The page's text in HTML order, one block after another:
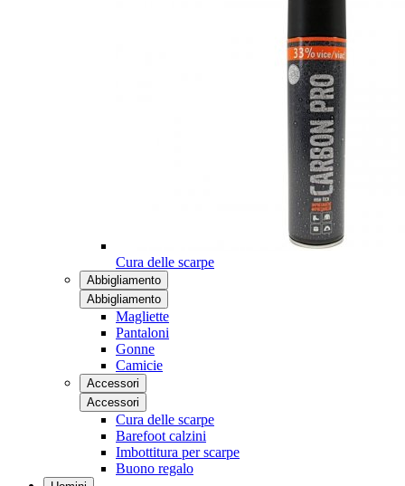
Cura delle scarpe
Abbigliamento
Abbigliamento
Magliette
Pantaloni
Gonne
Camicie
Accessori
Accessori
Cura delle scarpe
Barefoot calzini
Imbottitura per scarpe
Buono regalo